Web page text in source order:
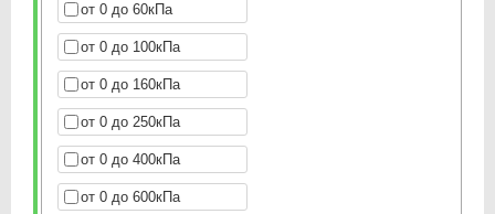
от 0 до 60кПа
от 0 до 100кПа
от 0 до 160кПа
от 0 до 250кПа
от 0 до 400кПа
от 0 до 600кПа